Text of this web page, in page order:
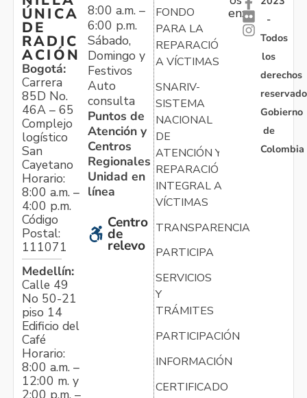
ÚNICA
DE
RADIC
ACIÓN
Bogotá:
Carrera
85D No.
46A – 65
Complejo
logístico
San
Cayetano
Horario:
8:00 a.m. –
4:00 p.m.
Código
Postal:
111071
Medellín:
Calle 49
No 50-21
piso 14
Edificio del
Café
Horario:
8:00 a.m. –
12:00 m. y
2:00 p.m. –
8:00 a.m. –
6:00 p.m.
Sábado,
Domingo y
Festivos
Auto
consulta
Puntos de
Atención y
Centros
Regionales
Unidad en
línea
Centro
de
relevo
FONDO
PARA LA
REPARACIÓN
A VÍCTIMAS
SNARIV-
SISTEMA
NACIONAL
DE
ATENCIÓN Y
REPARACIÓN
INTEGRAL A
VÍCTIMAS
TRANSPARENCIA
PARTICIPA
SERVICIOS
Y
TRÁMITES
PARTICIPACIÓN
INFORMACIÓN
CERTIFICADO
en:
-
Todos
los
derechos
Gobierno
de
Colombia